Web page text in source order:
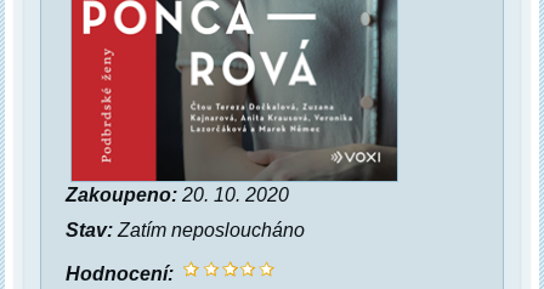
Zakoupeno: 20. 10. 2020
Stav: Zatím neposloucháno
Hodnocení: